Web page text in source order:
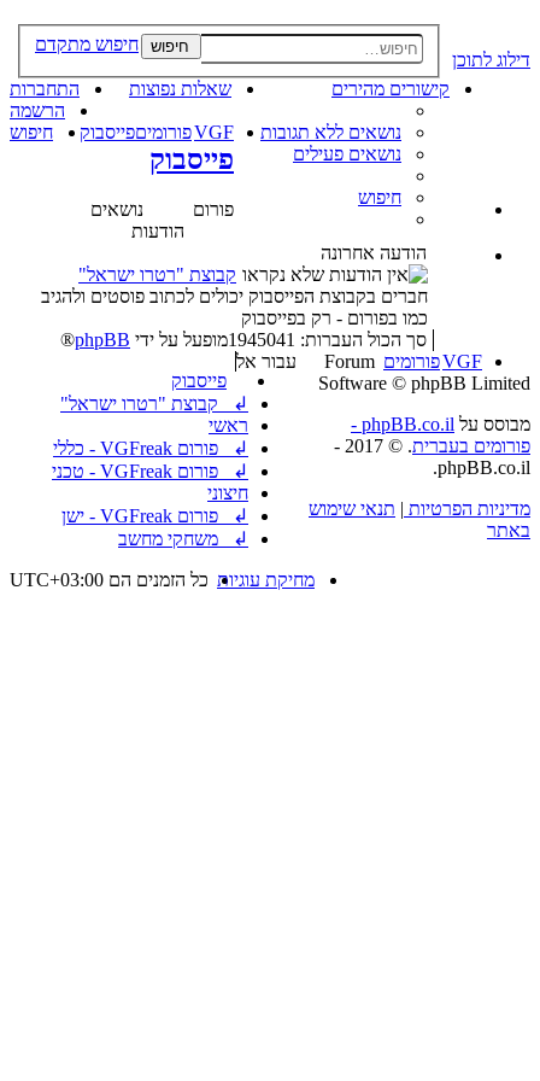
דילוג לתוכן
חיפוש חיפוש מתקדם
קישורים מהירים
נושאים ללא תגובות
נושאים פעילים
חיפוש
שאלות נפוצות
התחברות
הרשמה
VGFפורומיםפייסבוק חיפוש
פייסבוק
פורום
נושאים
הודעות
הודעה אחרונה
קבוצת "רטרו ישראל"
חברים בקבוצת הפייסבוק יכולים לכתוב פוסטים ולהגיב
כמו בפורום - רק בפייסבוק
סך הכול העברות: 1945041
עבור אל
פייסבוק
↲ קבוצת "רטרו ישראל"
ראשי
↲ פורום VGFreak - כללי
↲ פורום VGFreak - טכני
חיצוני
↲ פורום VGFreak - ישן
↲ משחקי מחשב
VGFפורומים
כל הזמנים הם UTC+03:00 מחיקת עוגיות
מופעל על ידי phpBB
®
Forum
Software © phpBB Limited
מבוסס על
phpBB.co.il -
פורומים בעברית
. © 2017 -
phpBB.co.il.
מדיניות הפרטיות | תנאי שימוש
באתר